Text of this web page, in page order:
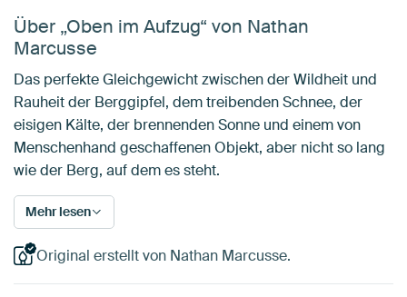
Über „Oben im Aufzug“ von Nathan
Marcusse
Das perfekte Gleichgewicht zwischen der Wildheit und
Rauheit der Berggipfel, dem treibenden Schnee, der
eisigen Kälte, der brennenden Sonne und einem von
Menschenhand geschaffenen Objekt, aber nicht so lang
wie der Berg, auf dem es steht.
Mehr lesen
Original erstellt von Nathan Marcusse.